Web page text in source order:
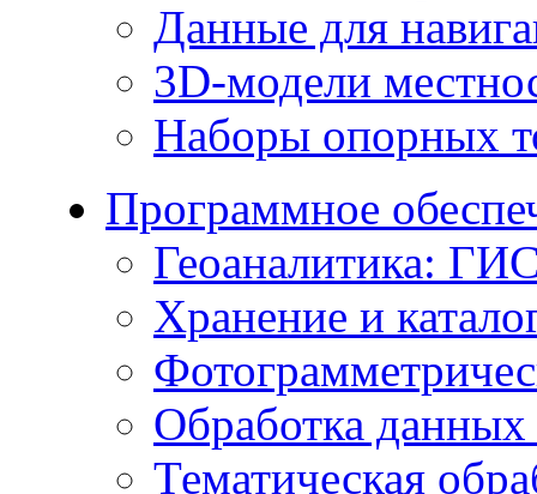
Данные для
3D-модели
Наборы опорных
Программное
Геоаналитика:
Хранение и
Обработка
Тематическая